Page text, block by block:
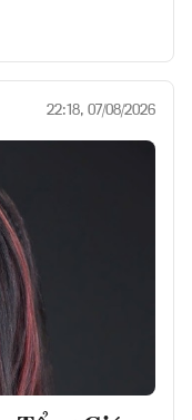
22:18, 07/08/2026